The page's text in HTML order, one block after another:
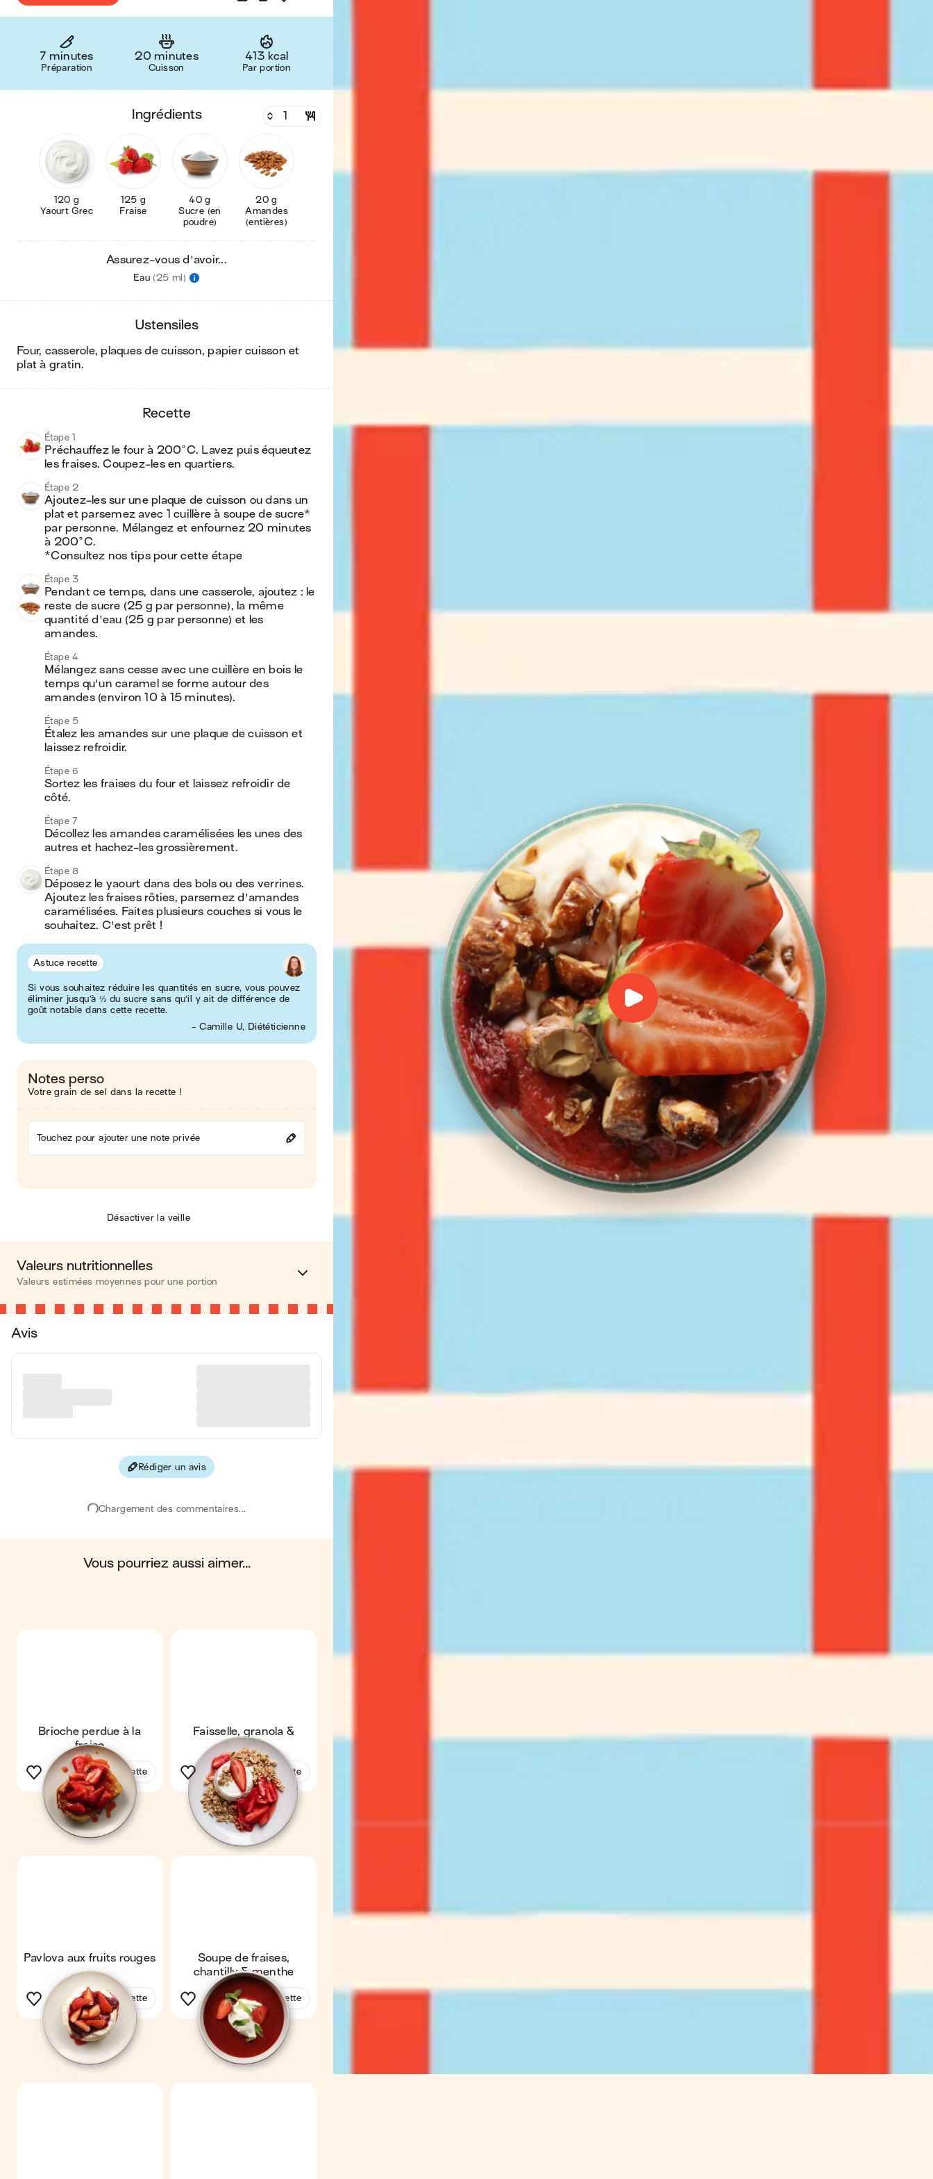
7 minutes
Préparation
20 minutes
Cuisson
413 kcal
Par portion
ingrédients
120 g
Yaourt Grec
125 g
Fraise
40 g
Sucre (en
poudre)
20 g
Amandes
(entières)
Assurez-vous d'avoir...
Eau (25 ml)
ustensiles
four, casserole, plaques de cuisson, papier cuisson et
plat à gratin.
recette
Étape 1
Préchauffez le four à 200°C. Lavez puis équeutez
les fraises. Coupez-les en quartiers.
Étape 2
Ajoutez-les sur une plaque de cuisson ou dans un
plat et parsemez avec 1 cuillère à soupe de sucre*
par personne. Mélangez et enfournez 20 minutes
à 200°C.
*Consultez nos tips pour cette étape
Étape 3
Pendant ce temps, dans une casserole, ajoutez : le
reste de sucre (25 g par personne), la même
quantité d'eau (25 g par personne) et les
amandes.
Étape 4
Mélangez sans cesse avec une cuillère en bois le
temps qu'un caramel se forme autour des
amandes (environ 10 à 15 minutes).
Étape 5
Étalez les amandes sur une plaque de cuisson et
laissez refroidir.
Étape 6
Sortez les fraises du four et laissez refroidir de
côté.
Étape 7
Décollez les amandes caramélisées les unes des
autres et hachez-les grossièrement.
Étape 8
Déposez le yaourt dans des bols ou des verrines.
Ajoutez les fraises rôties, parsemez d'amandes
caramélisées. Faites plusieurs couches si vous le
souhaitez. C'est prêt !
Astuce recette
Si vous souhaitez réduire les quantités en sucre, vous pouvez
éliminer jusqu’à ⅓ du sucre sans qu’il y ait de différence de
goût notable dans cette recette.
- Camille U, Diététicienne
Notes perso
Votre grain de sel dans la recette !
Touchez pour ajouter une note privée
Désactiver la veille
Valeurs nutritionnelles
Valeurs estimées moyennes pour une portion
Calories 413 kcal
Les valeurs sont basées sur une estimation moyenne pour une
ou des questions concernant votre santé, veuillez consulter un
en moyenne, une portion de la recette "Yaourt & fraises rôties"
glucides ; 9 g de protéines ; 4 g de fibres.
Avis
Rédiger un avis
Chargement des commentaires...
vous pourriez aussi aimer...
Brioche perdue à la
fraise
Voir la recette
Faisselle, granola &
fraises
Voir la recette
Pavlova aux fruits rouges
Voir la recette
Soupe de fraises,
chantilly & menthe
Voir la recette